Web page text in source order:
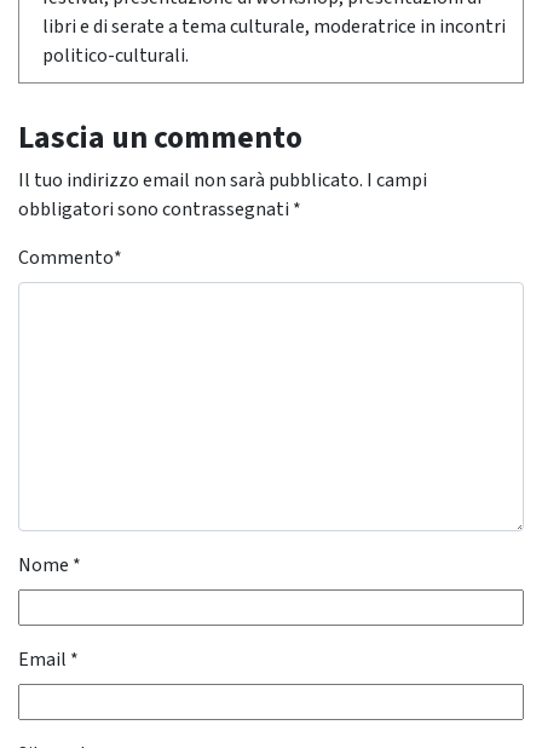
libri e di serate a tema culturale, moderatrice in incontri
politico-culturali.
Lascia un commento
Il tuo indirizzo email non sarà pubblicato. I campi
obbligatori sono contrassegnati *
Commento*
Nome *
Email *